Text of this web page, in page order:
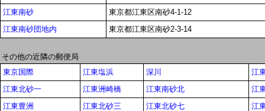
江東南砂
東京都江東区南砂4-1-12
江東南砂団地内
東京都江東区南砂2-3-14
その他の近隣の郵便局
東京国際
江東塩浜 深川
江
江東北砂一
江東洲崎橋 江東南砂北
江
江東豊洲
江東北砂三 江東北砂七
江